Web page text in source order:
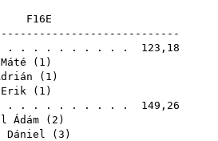
F16E
. . . . . . . . . 123,18
( 1 )
( 1 )
Erik ( 1 )
. . . . . . . . . . 149,26
Ádám ( 2 )
Dániel ( 3 )